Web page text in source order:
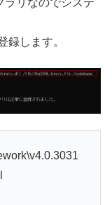
リなのでシステ
録します。